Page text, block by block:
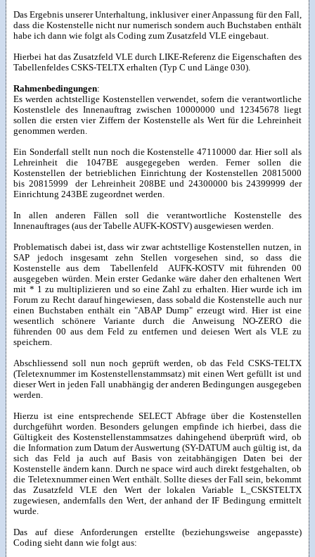
Das Ergebnis unserer Unterhaltung, inklusiver einer Anpassung für den Fall,
dass die Kostenstelle nicht nur numerisch sondern auch Buchstaben enthält
habe ich dann wie folgt als Coding zum Zusatzfeld VLE eingebaut.
Hierbei hat das Zusatzfeld VLE durch LIKE-Referenz die Eigenschaften des
Tabellenfeldes CSKS-TELTX erhalten (Typ C und Länge 030).
Rahmenbedingungen:
Es werden achtstellige Kostenstellen verwendet, sofern die verantwortliche
Kostenstlele des Innenauftrag zwischen 10000000 und 12345678 liegt
sollen die ersten vier Ziffern der Kostenstelle als Wert für die Lehreinheit
genommen werden.
Ein Sonderfall stellt nun noch die Kostenstelle 47110000 dar. Hier soll als
Lehreinheit die 1047BE ausgegegeben werden. Ferner sollen die
Kostenstellen der betrieblichen Einrichtung der Kostenstellen 20815000
bis 20815999 der Lehreinheit 208BE und 24300000 bis 24399999 der
Einrichtung 243BE zugeordnet werden.
In allen anderen Fällen soll die verantwortliche Kostenstelle des
Innenauftrages (aus der Tabelle AUFK-KOSTV) ausgewiesen werden.
Problematisch dabei ist, dass wir zwar achtstellige Kostenstellen nutzen, in
SAP jedoch insgesamt zehn Stellen vorgesehen sind, so dass die
Kostenstelle aus dem Tabellenfeld AUFK-KOSTV mit führenden 00
ausgegeben würden. Mein erster Gedanke wäre daher den erhaltenen Wert
mit * 1 zu multiplizieren und so eine Zahl zu erhalten. Hier wurde ich im
Forum zu Recht darauf hingewiesen, dass sobald die Kostenstelle auch nur
einen Buchstaben enthält ein "ABAP Dump" erzeugt wird. Hier ist eine
wesentlich schönere Variante durch die Anweisung NO-ZERO die
führenden 00 aus dem Feld zu entfernen und deiesen Wert als VLE zu
speichern.
Abschliessend soll nun noch geprüft werden, ob das Feld CSKS-TELTX
(Teletexnummer im Kostenstellenstammsatz) mit einen Wert gefüllt ist und
dieser Wert in jeden Fall unabhängig der anderen Bedingungen ausgegeben
werden.
Hierzu ist eine entsprechende SELECT Abfrage über die Kostenstellen
durchgeführt worden. Besonders gelungen empfinde ich hierbei, dass die
Gültigkeit des Kostenstellenstammsatzes dahingehend überprüft wird, ob
die Information zum Datum der Auswertung (SY-DATUM auch gültig ist, da
sich das Feld ja auch auf Basis von zeitabhängigen Daten bei der
Kostenstelle ändern kann. Durch ne space wird auch direkt festgehalten, ob
die Teletexnummer einen Wert enthält. Sollte dieses der Fall sein, bekommt
das Zusatzfeld VLE den Wert der lokalen Variable L_CSKSTELTX
zugewiesen, andernfalls den Wert, der anhand der IF Bedingung ermittelt
wurde.
Das auf diese Anforderungen erstellte (beziehungsweise angepasste)
Coding sieht dann wie folgt aus: